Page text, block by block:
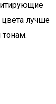
лучше